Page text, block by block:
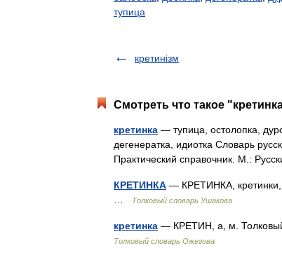
тупица
кретинізм
Смотреть что такое
кретинка — тупица, остолопка,
дегенератка, идиотка Словарь
Практический справочник. М.:
КРЕТИНКА — КРЕТИНКА, кретинки,
Толковый словарь Ушакова
кретинка — КРЕТИН, а, м.
Толковый словарь Ожегова